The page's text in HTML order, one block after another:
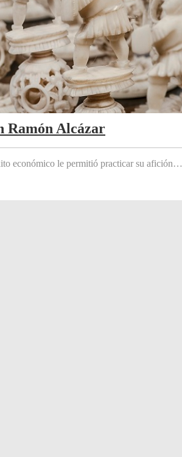
Ramón Alcázar
económico le permitió practicar su afición…